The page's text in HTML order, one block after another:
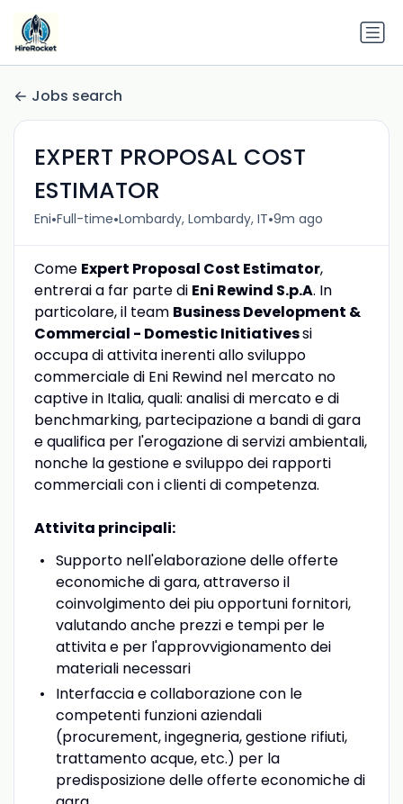
Jobs search
EXPERT PROPOSAL COST
ESTIMATOR
Eni•Full-time•Lombardy, Lombardy, IT•9m ago
Come Expert Proposal Cost Estimator,
entrerai a far parte di Eni Rewind S.p.A. In
particolare, il team Business Development &
Commercial - Domestic Initiativessi
occupa di attivita inerenti allo sviluppo
commerciale di Eni Rewind nel mercato no
captive in Italia, quali: analisi di mercato e di
benchmarking, partecipazione a bandi di gara
e qualifica per l'erogazione di servizi ambientali,
nonche la gestione e sviluppo dei rapporti
commerciali con i clienti di competenza.
Attivita principali:
Supporto nell'elaborazione delle offerte
economiche di gara, attraverso il
coinvolgimento dei piu opportuni fornitori,
valutando anche prezzi e tempi per le
attivita e per l'approvvigionamento dei
materiali necessari
Interfaccia e collaborazione con le
competenti funzioni aziendali
(procurement, ingegneria, gestione rifiuti,
trattamento acque, etc.) per la
predisposizione delle offerte economiche di